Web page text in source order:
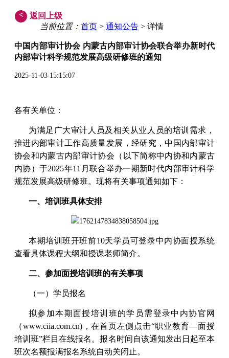
<
返回上级
当前位置： 首页 > 通知公告 > 详情
中国内部审计协会 内蒙古内部审计协会联合举办新时代
内部审计科学规范发展高级研修班的通知
2025-11-03 15:15:07
各有关单位：
为满足广大审计人员及相关从业人员的培训需求，
推进内部审计工作高质量发展，经研究，中国内部审计
协会和内蒙古内部审计协会（以下简称中内协和内蒙古
内协）于2025年11月联合举办一期新时代内部审计科学
规范发展高级研修班。现将有关事项通知如下：
一、培训班具体安排
本期培训班开班前10天学员可登录中内协面授系统
查看具体课程大纲和授课老师简介。
二、参加面授培训班的有关事项
（一）学员报名
拟参加本期面授培训班的学员需登录中内协官网
（www.ciia.com.cn)，在首页左侧点击“职业教育—面授
培训班”栏目在线报名。报名时间自该通知发出日起至本
班次名额报满报名系统自动关闭止。